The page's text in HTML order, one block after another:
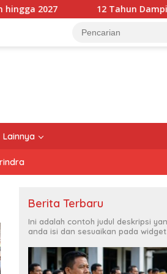
12 Tahun Dampingi
Lainnya
Berita Terbaru
Ini adalah contoh judul deskripsi
anda isi dan sesuaikan pada widget